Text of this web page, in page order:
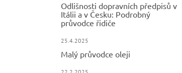
Odlišnosti dopravních předpisů v
Itálii a v Česku: Podrobný
průvodce řidiče
25.4.2025
Malý průvodce oleji